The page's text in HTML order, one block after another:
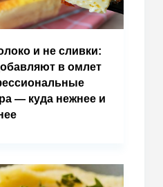
и не сливки:
в омлет
— куда нежнее и